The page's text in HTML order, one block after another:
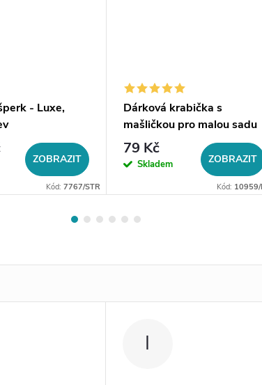
- Luxe,
ZOBRAZIT
Kód: 7767/STR
Dárková krabička s
mašličkou pro malou sadu
šperků
79 Kč
Skladem ZOBRAZIT
Kód: 10959/
I